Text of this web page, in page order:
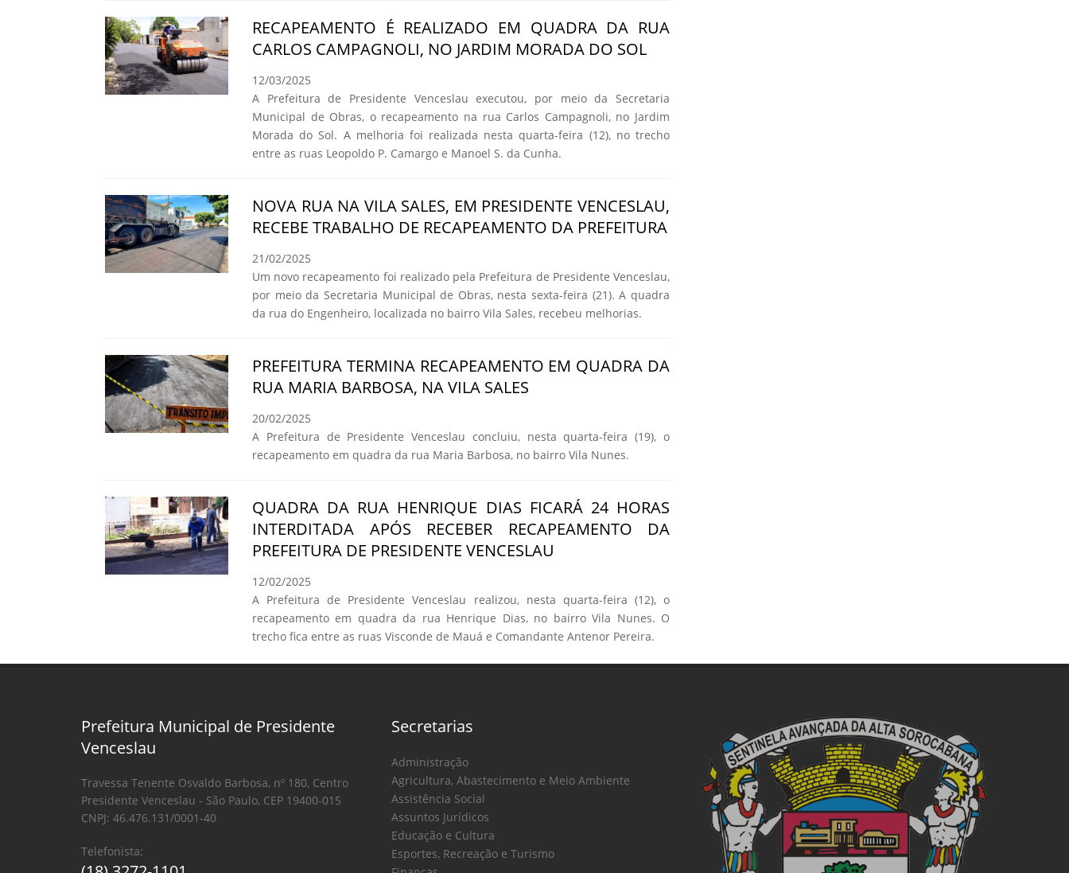
RECAPEAMENTO É REALIZADO EM QUADRA DA RUA
CARLOS CAMPAGNOLI, NO JARDIM MORADA DO SOL
12/03/2025
A Prefeitura de Presidente Venceslau executou, por meio da Secretaria
Municipal de Obras, o recapeamento na rua Carlos Campagnoli, no Jardim
Morada do Sol. A melhoria foi realizada nesta quarta-feira (12), no trecho
entre as ruas Leopoldo P. Camargo e Manoel S. da Cunha.
NOVA RUA NA VILA SALES, EM PRESIDENTE VENCESLAU,
RECEBE TRABALHO DE RECAPEAMENTO DA PREFEITURA
21/02/2025
Um novo recapeamento foi realizado pela Prefeitura de Presidente Venceslau,
por meio da Secretaria Municipal de Obras, nesta sexta-feira (21). A quadra
da rua do Engenheiro, localizada no bairro Vila Sales, recebeu melhorias.
PREFEITURA TERMINA RECAPEAMENTO EM QUADRA DA
RUA MARIA BARBOSA, NA VILA SALES
20/02/2025
A Prefeitura de Presidente Venceslau concluiu, nesta quarta-feira (19), o
recapeamento em quadra da rua Maria Barbosa, no bairro Vila Nunes.
QUADRA DA RUA HENRIQUE DIAS FICARÁ 24 HORAS
INTERDITADA APÓS RECEBER RECAPEAMENTO DA
PREFEITURA DE PRESIDENTE VENCESLAU
12/02/2025
A Prefeitura de Presidente Venceslau realizou, nesta quarta-feira (12), o
recapeamento em quadra da rua Henrique Dias, no bairro Vila Nunes. O
trecho fica entre as ruas Visconde de Mauá e Comandante Antenor Pereira.
Prefeitura Municipal de Presidente
Venceslau
Travessa Tenente Osvaldo Barbosa, nº 180, Centro
Presidente Venceslau - São Paulo, CEP 19400-015
CNPJ: 46.476.131/0001-40
Telefonista:
Secretarias
Administração
Agricultura, Abastecimento e Meio Ambiente
Assistência Social
Assuntos Jurídicos
Educação e Cultura
Esportes, Recreação e Turismo